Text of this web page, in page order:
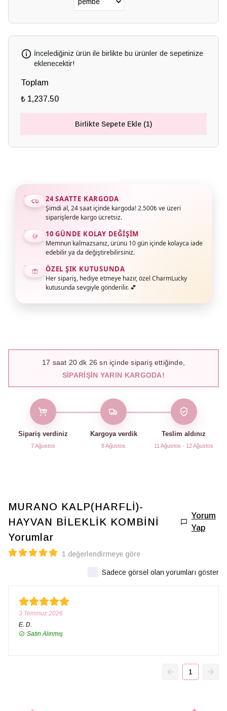
İncelediğiniz ürün ile birlikte bu ürünler de sepetinize
eklenecektir!
Toplam
₺ 1,237.50
Birlikte Sepete Ekle (1)
24 SAATTE KARGODA
Şimdi al, 24 saat içinde kargoda! 2.500₺ ve üzeri
siparişlerde kargo ücretsiz.
10 GÜNDE KOLAY DEĞIŞIM
Memnun kalmazsanız, ürünü 10 gün içinde kolayca iade
edebilir ya da değiştirebilirsiniz.
ÖZEL ŞIK KUTUSUNDA
Her sipariş, hediye etmeye hazır, özel CharmLucky
kutusunda sevgiyle gönderilir. 💕
17 saat 20dk 25 sn içinde sipariş ettiğinde,
SIPARIŞIN YARIN KARGODA!
Sipariş verdiniz
7 Ağustos
Kargoya verdik
8 Ağustos
Teslim aldınız
11 Ağustos - 12 Ağustos
MURANO KALP(HARFLİ)-
HAYVAN BİLEKLİK KOMBİNİ
Yorumlar
Yorum
Yap
1 değerlendirmeye göre
Sadece görsel olan yorumları göster
3 Temmuz 2026
E. D.
Satın Alınmış
1